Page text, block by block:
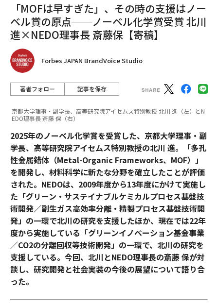
「MOFは早すぎた」、その時の支援はノー
ベル賞の原点──ノーベル化学賞受賞 北川
進×NEDO理事長 斎藤保【寄稿】
Forbes JAPAN BrandVoice Studio
著者フォロー 記事を保存
京都大学理事・副学長、高等研究院アイセムス特別教授 北川 進（左）とN
EDO理事長 斎藤 保（右）
2025年のノーベル化学賞を受賞した、京都大学理事・副
学長、高等研究院アイセムス特別教授の北川 進。「多孔
性金属錯体（Metal-Organic Frameworks、MOF）」
を開発し、材料科学に新たな分野を確立したことが評価
された。NEDOは、2009年度から13年度にかけて実施し
た「グリーン・サステイナブルケミカルプロセス基盤技
術開発／副生ガス高効率分離・精製プロセス基盤技術開
発」の一環で北川の研究を支援したほか、現在では22年
度から実施している「グリーンイノベーション基金事業
／CO2の分離回収等技術開発」の一環で、北川の研究を
支援している。今回、北川とNEDO理事長の斎藤 保が対
談し、研究開発と社会実装の今後の展望について語り合
った。